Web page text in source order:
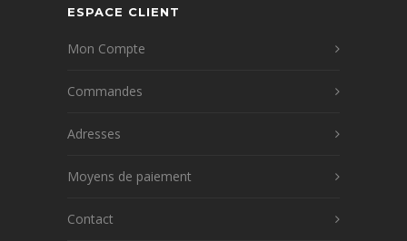
ESPACE CLIENT
Mon Compte
Commandes
Adresses
Moyens de paiement
Contact